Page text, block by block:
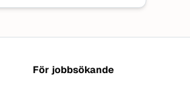
För jobbsökande